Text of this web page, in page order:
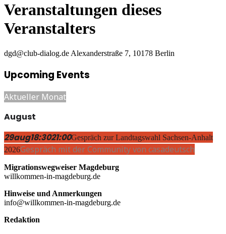
Veranstaltungen dieses
Veranstalters
dgd@club-dialog.de Alexanderstraße 7, 10178 Berlin
Upcoming Events
Aktueller Monat
August
29aug18:3021:00Gespräch zur Landtagswahl Sachsen-Anhalt
2026Gespräch mit der Community von casadeutsch
Migrationswegweiser Magdeburg
willkommen-in-magdeburg.de
Hinweise und Anmerkungen
info@willkommen-in-magdeburg.de
Redaktion